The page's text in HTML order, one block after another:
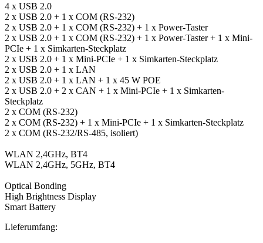
4 x USB 2.0
2 x USB 2.0 + 1 x COM (RS-232)
2 x USB 2.0 + 1 x COM (RS-232) + 1 x Power-Taster
2 x USB 2.0 + 1 x COM (RS-232) + 1 x Power-Taster + 1 x Mini-
PCIe + 1 x Simkarten-Steckplatz
2 x USB 2.0 + 1 x Mini-PCIe + 1 x Simkarten-Steckplatz
2 x USB 2.0 + 1 x LAN
2 x USB 2.0 + 1 x LAN + 1 x 45 W POE
2 x USB 2.0 + 2 x CAN + 1 x Mini-PCIe + 1 x Simkarten-
Steckplatz
2 x COM (RS-232)
2 x COM (RS-232) + 1 x Mini-PCIe + 1 x Simkarten-Steckplatz
2 x COM (RS-232/RS-485, isoliert)
WLAN 2,4GHz, BT4
WLAN 2,4GHz, 5GHz, BT4
Optical Bonding
High Brightness Display
Smart Battery
Lieferumfang: